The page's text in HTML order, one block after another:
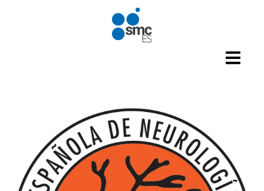
Pasar al contenido principal